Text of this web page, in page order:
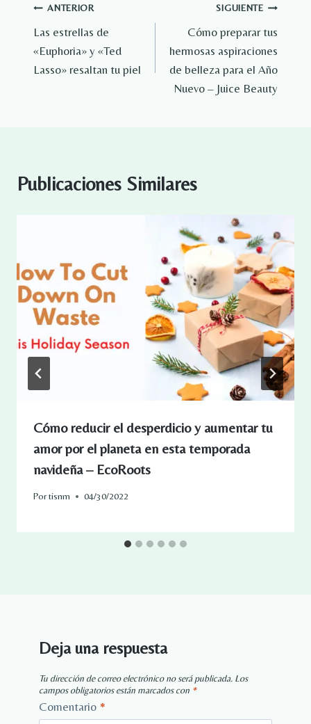
Navegación
de
entradas
ANTERIOR
Las estrellas de
«Euphoria» y «Ted
Lasso» resaltan tu piel
SIGUIENTE
Cómo preparar tus
hermosas aspiraciones
de belleza para el Año
Nuevo – Juice Beauty
Publicaciones Similares
Cómo reducir el desperdicio y aumentar tu
amor por el planeta en esta temporada
navideña – EcoRoots
Portisnm 04/30/2022
Deja una respuesta
Tu dirección de correo electrónico no será publicada. Los
campos obligatorios están marcados con *
Comentario *